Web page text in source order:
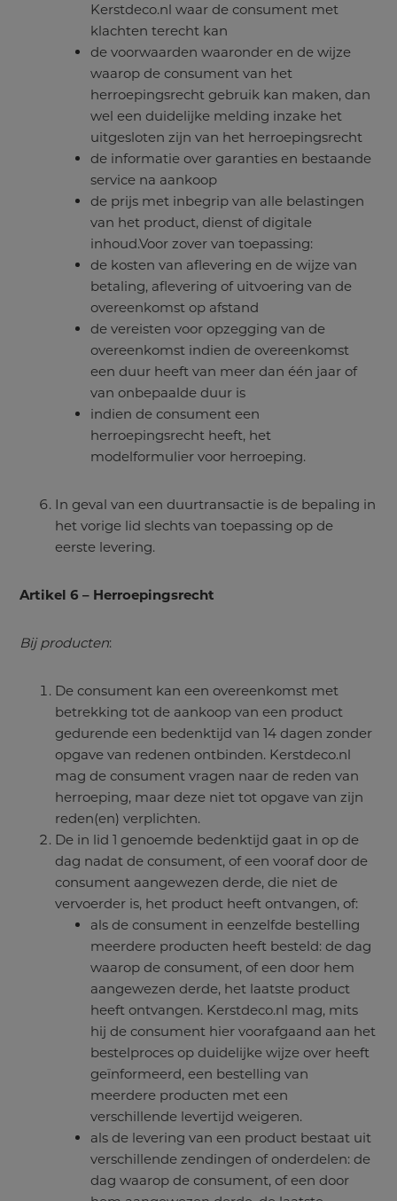
Kerstdeco.nl waar de consument met
klachten terecht kan
de voorwaarden waaronder en de wijze
waarop de consument van het
herroepingsrecht gebruik kan maken, dan
wel een duidelijke melding inzake het
uitgesloten zijn van het herroepingsrecht
de informatie over garanties en bestaande
service na aankoop
de prijs met inbegrip van alle belastingen
van het product, dienst of digitale
inhoud.Voor zover van toepassing:
de kosten van aflevering en de wijze van
betaling, aflevering of uitvoering van de
overeenkomst op afstand
de vereisten voor opzegging van de
overeenkomst indien de overeenkomst
een duur heeft van meer dan één jaar of
van onbepaalde duur is
indien de consument een
herroepingsrecht heeft, het
modelformulier voor herroeping.
In geval van een duurtransactie is de bepaling in
het vorige lid slechts van toepassing op de
eerste levering.
Artikel 6 – Herroepingsrecht
Bij producten:
De consument kan een overeenkomst met
betrekking tot de aankoop van een product
gedurende een bedenktijd van 14 dagen zonder
opgave van redenen ontbinden. Kerstdeco.nl
mag de consument vragen naar de reden van
herroeping, maar deze niet tot opgave van zijn
reden(en) verplichten.
De in lid 1 genoemde bedenktijd gaat in op de
dag nadat de consument, of een vooraf door de
consument aangewezen derde, die niet de
vervoerder is, het product heeft ontvangen, of:
als de consument in eenzelfde bestelling
meerdere producten heeft besteld: de dag
waarop de consument, of een door hem
aangewezen derde, het laatste product
heeft ontvangen. Kerstdeco.nl mag, mits
hij de consument hier voorafgaand aan het
bestelproces op duidelijke wijze over heeft
geïnformeerd, een bestelling van
meerdere producten met een
verschillende levertijd weigeren.
als de levering van een product bestaat uit
verschillende zendingen of onderdelen: de
dag waarop de consument, of een door